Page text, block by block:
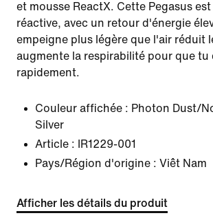
et mousse ReactX. Cette Pegasus
réactive, avec un retour d'énergie
empeigne plus légère que l'air réduit
augmente la respirabilité pour que tu
rapidement.
Couleur affichée : Photon Dust/
Silver
Article :
IR1229-001
Pays/Région d'origine : Viêt Nam
Afficher les détails du produit